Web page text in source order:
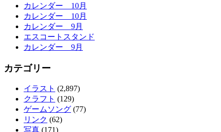
カレンダー 10月
カレンダー 10月
カレンダー 9月
エスコートスタンド
カレンダー 9月
カテゴリー
イラスト (2,897)
クラフト (129)
ゲームソング (77)
リンク (62)
写真 (171)